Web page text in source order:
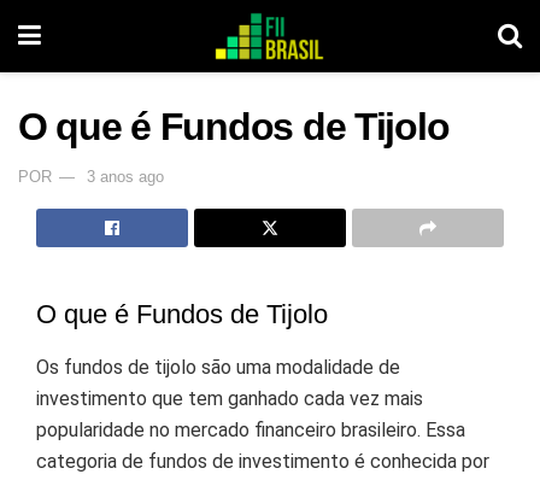
O que é Fundos de Tijolo
POR 3 anos ago
O que é Fundos de Tijolo
Os fundos de tijolo são uma modalidade de
investimento que tem ganhado cada vez mais
popularidade no mercado financeiro brasileiro. Essa
categoria de fundos de investimento é conhecida por